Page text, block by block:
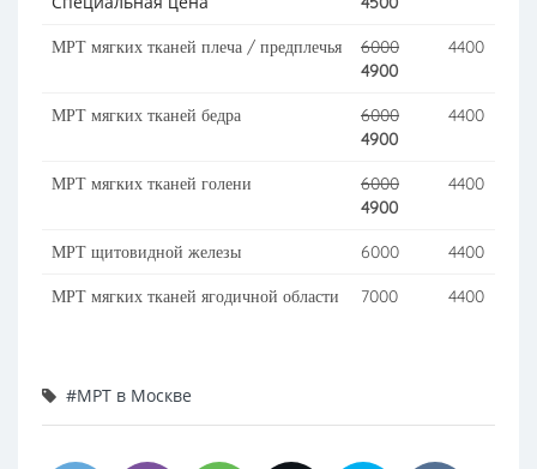
МРТ мягких тканей плеча / предплечья
6000
4900
4400
МРТ мягких тканей бедра
6000
4900
4400
МРТ мягких тканей голени
6000
4900
4400
МРТ щитовидной железы 6000 4400
МРТ мягких тканей ягодичной области 7000 4400
#МРТ в Москве